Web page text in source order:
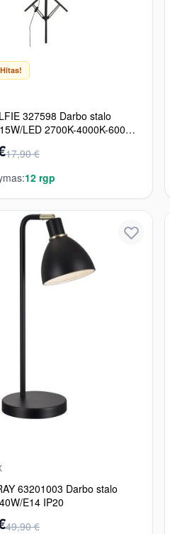
Hitas!
327598 Darbo stalo
LED 2700K-4000K-6000K
17,90 €
12 rgp
63201003 Darbo stalo
E14 IP20
49,90 €